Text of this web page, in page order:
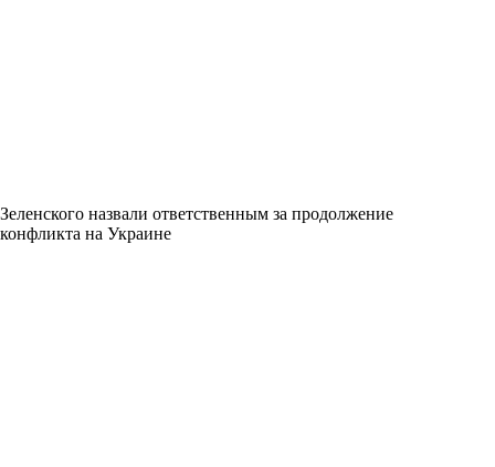
Зеленского назвали ответственным за продолжение
конфликта на Украине